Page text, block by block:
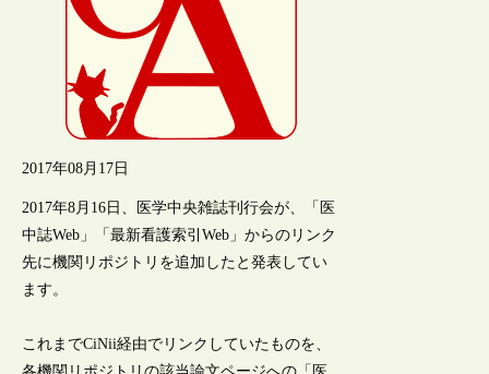
2017年08月17日
2017年8月16日、医学中央雑誌刊行会が、「医
中誌Web」「最新看護索引Web」からのリンク
先に機関リポジトリを追加したと発表してい
ます。
これまでCiNii経由でリンクしていたものを、